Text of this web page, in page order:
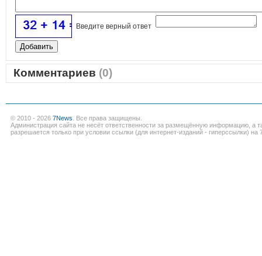
Введите верный ответ
Комментариев (0)
© 2010 - 2026 7News . Все права защищены.
Администрация сайта не несёт ответственности за размещённую информацию, а
разрешается только при условии ссылки (для интернет-изданий - гиперссылки) на